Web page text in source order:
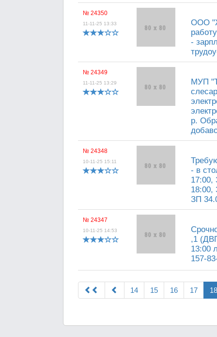
№ 24350
11-11-25 13:33
ООО
-
№ 24349
11-11-25 13:29
МУП
р.
№ 24348
10-11-25 15:11
- в
17:00,
18:00,
ЗП
№ 24347
10-11-25 14:53
,1
13:00
157-
14 15 16 17 18